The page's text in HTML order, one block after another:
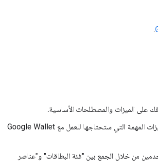
.
: تعرّفك هذه المقالة على جميع المصطلحات والميزات المهمة التي ستحتاجها للعمل مع Google Wallet
من خلال الجمع بين "فئة البطاقات" و"عناصر